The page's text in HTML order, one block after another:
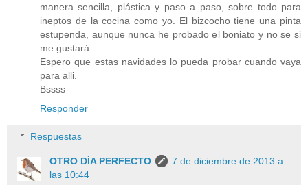
manera sencilla, plástica y paso a paso, sobre todo para
ineptos de la cocina como yo. El bizcocho tiene una pinta
estupenda, aunque nunca he probado el boniato y no se si
me gustará.
Espero que estas navidades lo pueda probar cuando vaya
para alli.
Bssss
Responder
Respuestas
OTRO DÍA PERFECTO
7 de diciembre de 2013 a
las 10:44